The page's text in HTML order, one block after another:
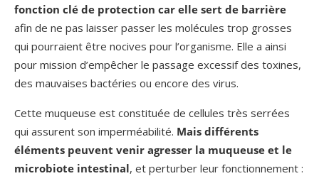
fonction clé de protection car elle sert de barrière
afin de ne pas laisser passer les molécules trop grosses
qui pourraient être nocives pour l’organisme. Elle a ainsi
pour mission d’empêcher le passage excessif des toxines,
des mauvaises bactéries ou encore des virus.
Cette muqueuse est constituée de cellules très serrées
qui assurent son imperméabilité. Mais différents
éléments peuvent venir agresser la muqueuse et le
microbiote intestinal, et perturber leur fonctionnement :